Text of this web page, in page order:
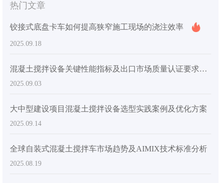
热门文章
铰接式底盘卡车如何提高狭窄施工现场的浇注效率
2025.09.18
混凝土搅拌设备关键性能指标及出口市场质量认证要求详解
2025.09.03
大中型建设项目混凝土搅拌设备选型实践案例及优化方案
2025.09.14
全球自装式混凝土搅拌车市场趋势及AIMIX技术标准分析
2025.08.19